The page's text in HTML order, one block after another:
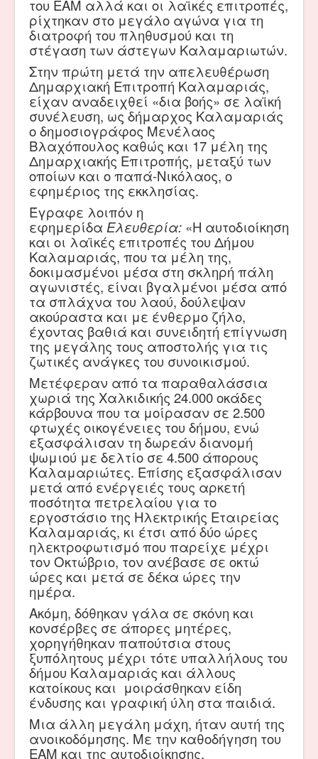
του ΕΑΜ αλλά και οι λαϊκές επιτροπές,
ρίχτηκαν στο μεγάλο αγώνα για τη
διατροφή του πληθυσμού και τη
στέγαση των άστεγων Καλαμαριωτών.
Στην πρώτη μετά την απελευθέρωση
Δημαρχιακή Επιτροπή Καλαμαριάς,
είχαν αναδειχθεί «δια βοής» σε λαϊκή
συνέλευση, ως δήμαρχος Καλαμαριάς
ο δημοσιογράφος Μενέλαος
Βλαχόπουλος καθώς και 17 μέλη της
Δημαρχιακής Επιτροπής, μεταξύ των
οποίων και ο παπά-Νικόλαος, ο
εφημέριος της εκκλησίας.
Έγραφε λοιπόν η
εφημερίδα Ελευθερία: «Η αυτοδιοίκηση
και οι λαϊκές επιτροπές του Δήμου
Καλαμαριάς, που τα μέλη της,
δοκιμασμένοι μέσα στη σκληρή πάλη
αγωνιστές, είναι βγαλμένοι μέσα από
τα σπλάχνα του λαού, δούλεψαν
ακούραστα και με ένθερμο ζήλο,
έχοντας βαθιά και συνειδητή επίγνωση
της μεγάλης τους αποστολής για τις
ζωτικές ανάγκες του συνοικισμού.
Μετέφεραν από τα παραθαλάσσια
χωριά της Χαλκιδικής 24.000 οκάδες
κάρβουνα που τα μοίρασαν σε 2.500
φτωχές οικογένειες του δήμου, ενώ
εξασφάλισαν τη δωρεάν διανομή
ψωμιού με δελτίο σε 4.500 άπορους
Καλαμαριώτες. Επίσης εξασφάλισαν
μετά από ενέργειές τους αρκετή
ποσότητα πετρελαίου για το
εργοστάσιο της Ηλεκτρικής Εταιρείας
Καλαμαριάς, κι έτσι από δύο ώρες
ηλεκτροφωτισμό που παρείχε μέχρι
τον Οκτώβριο, τον ανέβασε σε οκτώ
ώρες και μετά σε δέκα ώρες την
ημέρα.
Ακόμη, δόθηκαν γάλα σε σκόνη και
κονσέρβες σε άπορες μητέρες,
χορηγήθηκαν παπούτσια στους
ξυπόλητους μέχρι τότε υπαλλήλους του
δήμου Καλαμαριάς και άλλους
κατοίκους και μοιράσθηκαν είδη
ένδυσης και γραφική ύλη στα παιδιά.
Μια άλλη μεγάλη μάχη, ήταν αυτή της
ανοικοδόμησης. Με την καθοδήγηση του
ΕΑΜ και της αυτοδιοίκησης,